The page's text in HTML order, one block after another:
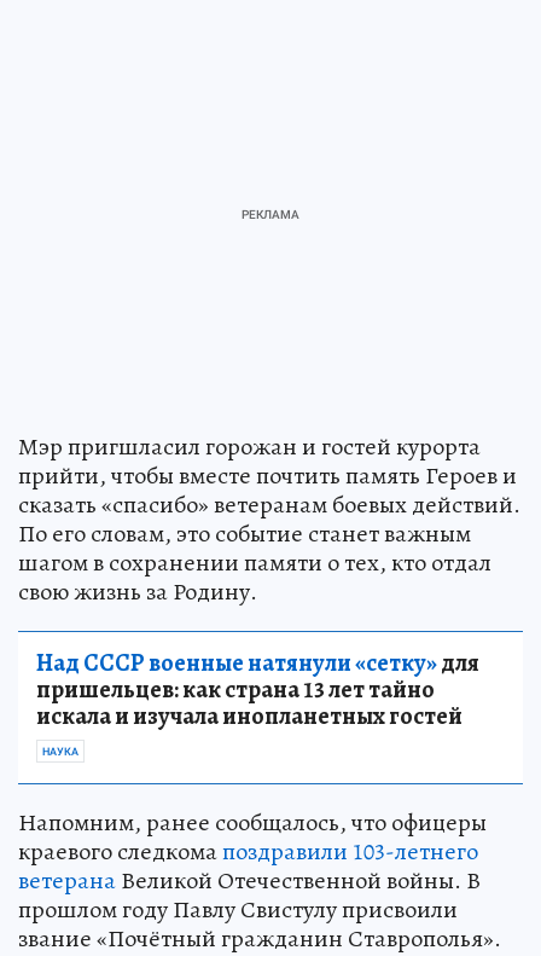
Мэр пригшласил горожан и гостей курорта
прийти, чтобы вместе почтить память Героев и
сказать «спасибо» ветеранам боевых действий.
По его словам, это событие станет важным
шагом в сохранении памяти о тех, кто отдал
свою жизнь за Родину.
Над СССР военные натянули «сетку»для
пришельцев: как страна 13 лет тайно
искала и изучала инопланетных гостей
НАУКА
Напомним, ранее сообщалось, что офицеры
краевого следкомапоздравили 103-летнего
ветеранаВеликой Отечественной войны. В
прошлом году Павлу Свистулу присвоили
звание «Почётный гражданин Ставрополья».